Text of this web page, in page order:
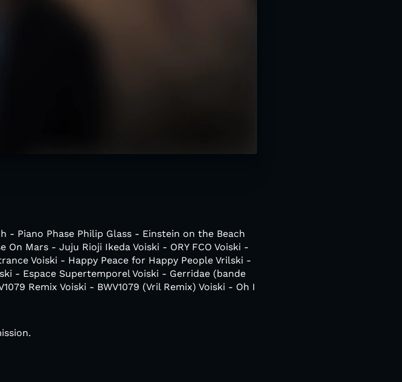
- Piano Phase Philip Glass - Einstein on the Beach
Mars - Juju Rioji Ikeda Voiski - ORY FCO Voiski -
Voiski - Happy Peace for Happy People Vrilski -
- Espace Supertemporel Voiski - Gerridae (bande
Remix Voiski - BWV1079 (Vril Remix) Voiski - Oh I